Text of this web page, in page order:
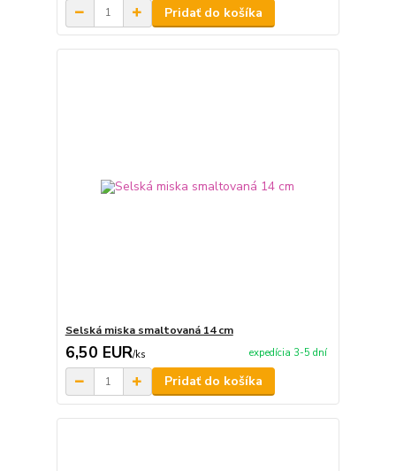
Pridať do košíka
Selská miska smaltovaná 14 cm
6,50 EUR/ks expedícia 3-5 dní
Pridať do košíka